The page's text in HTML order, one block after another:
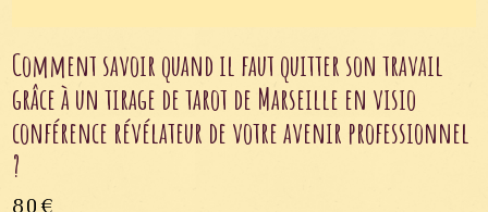
Comment savoir quand il faut quitter son travail
grâce à un tirage de tarot de Marseille en visio
conférence révélateur de votre avenir professionnel
?
80€